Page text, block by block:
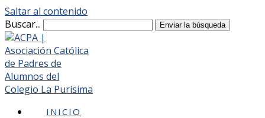
Saltar al contenido
Buscar...
Enviar la búsqueda
INICIO